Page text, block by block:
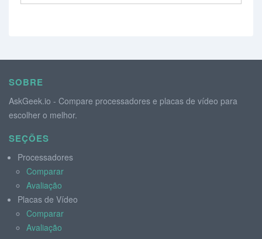
SOBRE
AskGeek.io - Compare processadores e placas de vídeo para
escolher o melhor.
SEÇÕES
Processadores
Comparar
Avaliação
Placas de Vídeo
Comparar
Avaliação